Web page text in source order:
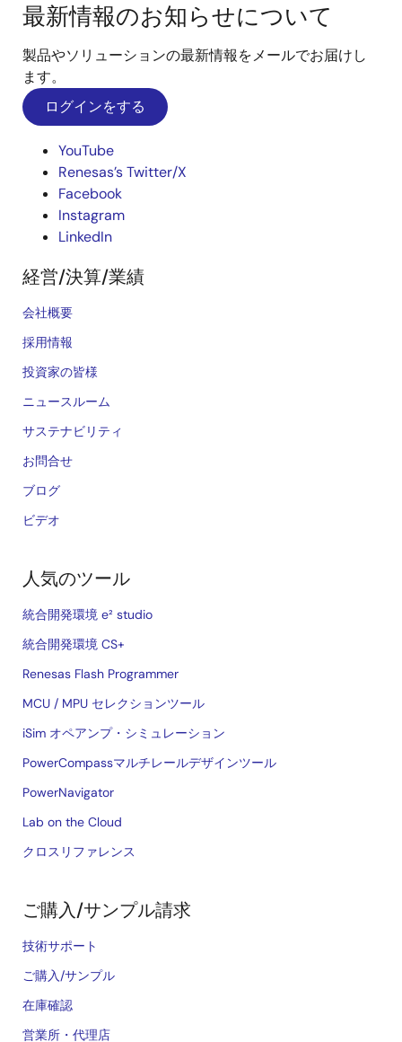
最新情報のお知らせについて
製品やソリューションの最新情報をメールでお届けし
ます。
ログインをする
YouTube
Renesas’s Twitter/X
Facebook
Instagram
LinkedIn
経営/決算/業績
会社概要
採用情報
投資家の皆様
ニュースルーム
サステナビリティ
お問合せ
ブログ
ビデオ
人気のツール
統合開発環境 e² studio
統合開発環境 CS+
Renesas Flash Programmer
MCU / MPU セレクションツール
iSim オペアンプ・シミュレーション
PowerCompassマルチレールデザインツール
PowerNavigator
Lab on the Cloud
クロスリファレンス
ご購入/サンプル請求
技術サポート
ご購入/サンプル
在庫確認
営業所・代理店